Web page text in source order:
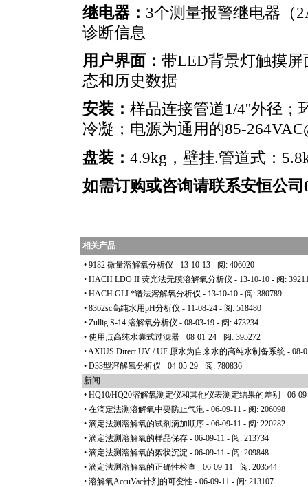
继电器： 3个测量报警继电器（
诊断信息
用户界面： 带LED背景灯触摸
态和历史数据
安装： 样品连接管道1/4''外径；
冷凝；电源为通用的85-
盘装： 4.9kg，壁挂.管道式：
如需订购或咨询请联系安恒公司
相关产品
• 9182 微量溶解氧分析仪 - 13-10-13 - 阅: 406020
• HACH LDO II 荧光法无膜溶解氧分析仪 - 13-10-10 - 阅:
• HACH GLI *谱法溶解氧分析仪 - 13-10-10 - 阅: 380789
• 8362sc高纯水用pH分析仪 - 11-08-24 - 阅: 518480
• Zullig S-14 溶解氧分析仪 - 08-03-19 - 阅: 473234
• 使用点高纯水囊式过滤器 - 08-01-24 - 阅: 395272
•AXIUS Direct UV / UF 原水为自来水的高纯水制备系统 - 08-
• D33型溶解氧分析仪 - 04-05-29 - 阅: 780836
新闻
• HQ10/HQ20溶解氧测定仪和其他仪表测定结果的差别 - 06-
• 在滴定法测溶解氧中要防止气泡 - 06-09-11 - 阅: 206098
• 滴定法测溶解氧的试剂滴加顺序 - 06-09-11 - 阅: 220282
• 滴定法测溶解氧的样品保存 - 06-09-11 - 阅: 213734
• 滴定法测溶解氧的絮状沉淀 - 06-09-11 - 阅: 209848
• 滴定法测溶解氧的正确性检查 - 06-09-11 - 阅: 203544
• 溶解氧AccuVac针剂的可变性 - 06-09-11 - 阅: 213107